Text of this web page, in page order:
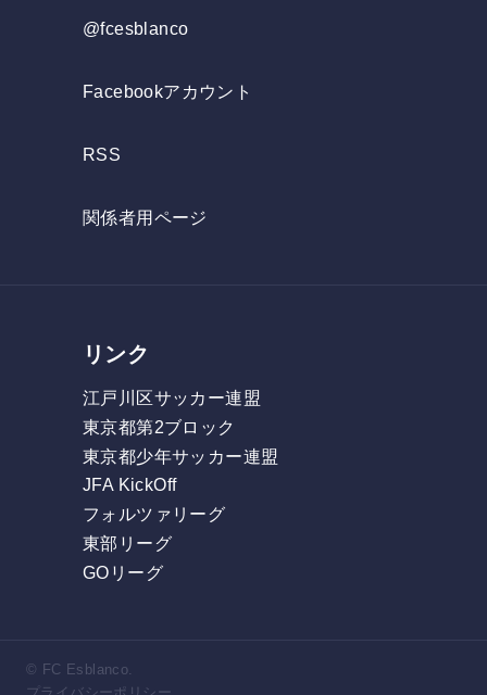
@fcesblanco
Facebookアカウント
RSS
関係者用ページ
リンク
江戸川区サッカー連盟
東京都第2ブロック
東京都少年サッカー連盟
JFA KickOff
フォルツァリーグ
東部リーグ
GOリーグ
© FC Esblanco.